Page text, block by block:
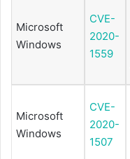
Microsoft
Windows
CVE-
2020-
1559
Microsoft
Windows
CVE-
2020-
1507